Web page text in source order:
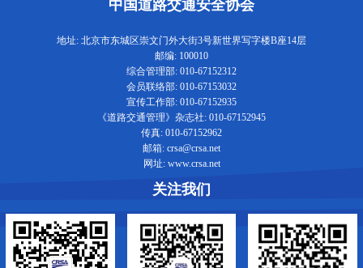
中国道路交通安全协会
地址: 北京市东城区崇文门外大街3号新世界写字楼B座14层
邮编: 100010
综合管理部: 010-67152312
会员联络部: 010-67153032
宣传工作部: 010-67152935
《道路交通管理》杂志社: 010-67152945
传真: 010-67152962
邮箱: crsa@crsa.net
网址: www.crsa.net
关注我们